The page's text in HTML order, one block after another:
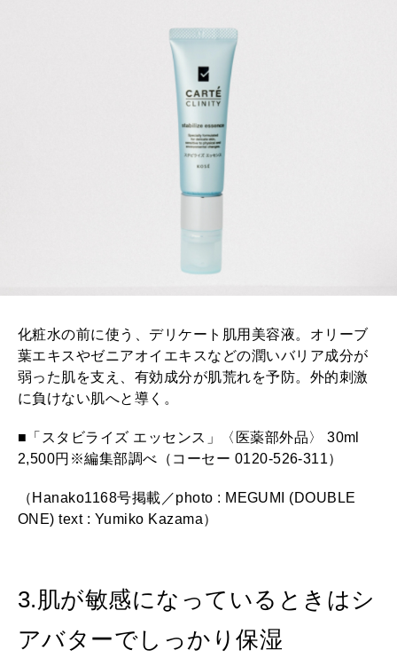
化粧水の前に使う、デリケート肌用美容液。オリーブ
葉エキスやゼニアオイエキスなどの潤いバリア成分が
弱った肌を支え、有効成分が肌荒れを予防。外的刺激
に負けない肌へと導く。
■「スタビライズ エッセンス」〈医薬部外品〉 30ml
2,500円※編集部調べ（コーセー 0120-526-311）
（Hanako1168号掲載／photo : MEGUMI (DOUBLE
ONE) text : Yumiko Kazama）
3.肌が敏感になっているときはシ
アバターでしっかり保湿